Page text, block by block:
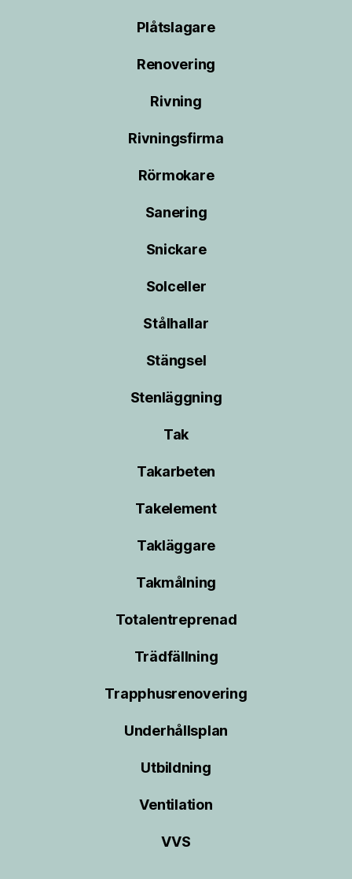
Plåtslagare
Renovering
Rivning
Rivningsfirma
Rörmokare
Sanering
Snickare
Solceller
Stålhallar
Stängsel
Stenläggning
Tak
Takarbeten
Takelement
Takläggare
Takmålning
Totalentreprenad
Trädfällning
Trapphusrenovering
Underhållsplan
Utbildning
Ventilation
VVS